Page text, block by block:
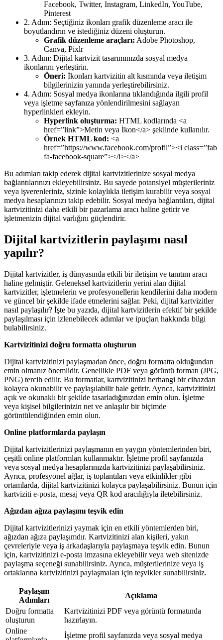
Facebook, Twitter, Instagram, LinkedIn, YouTube,
Pinterest
2. Adım: Seçtiğiniz ikonları grafik düzenleme aracı ile
boyutlandırın ve istediğiniz düzeni oluşturun.
Grafik düzenleme araçları: Adobe Photoshop,
Canva, Pixlr
3. Adım: Dijital kartvizit tasarımınızda sosyal medya
ikonlarını yerleştirin.
Öneri: İkonları kartvizitin alt kısmında veya iletişim
bilgilerinizin yanında yerleştirebilirsiniz.
4. Adım: Sosyal medya ikonlarına tıklandığında ilgili profil
veya işletme sayfanıza yönlendirilmesini sağlayan
hyperlinkleri ekleyin.
Hyperlink oluşturma: HTML kodlarında <a
href=”link”>Metin veya İkon</a> şeklinde kullanılır.
Örnek HTML kod: <a
href=”https://www.facebook.com/profil”><i class=”fab
fa-facebook-square”></i></a>
Bu adımları takip ederek dijital kartvizitlerinize sosyal medya
bağlantılarınızı ekleyebilirsiniz. Bu sayede potansiyel müşterileriniz
veya işverenleriniz, sizinle kolaylıkla iletişim kurabilir veya sosyal
medya hesaplarınızı takip edebilir. Sosyal medya bağlantıları, dijital
kartvizitinizi daha etkili bir pazarlama aracı haline getirir ve
işletmenizin dijital varlığını güçlendirir.
Dijital kartvizitlerin paylaşımı nasıl
yapılır?
Dijital kartvizitler, iş dünyasında etkili bir iletişim ve tanıtım aracı
haline gelmiştir. Geleneksel kartvizitlerin yerini alan dijital
kartvizitler, işletmelerin ve profesyonellerin kendilerini daha modern
ve güncel bir şekilde ifade etmelerini sağlar. Peki, dijital kartvizitler
nasıl paylaşılır? İşte bu yazıda, dijital kartvizitlerin efektif bir şekilde
paylaşılması için izlenebilecek adımlar ve ipuçları hakkında bilgi
bulabilirsiniz.
Kartvizitinizi doğru formatta oluşturun
Dijital kartvizitinizi paylaşmadan önce, doğru formatta olduğundan
emin olmanız önemlidir. Genellikle PDF veya görüntü formatı (JPG,
PNG) tercih edilir. Bu formatlar, kartvizitinizi herhangi bir cihazdan
kolayca okunabilir ve paylaşılabilir hale getirir. Ayrıca, kartvizitinizi
açık ve okunaklı bir şekilde tasarladığınızdan emin olun. İşletme
veya kişisel bilgilerinizin net ve anlaşılır bir biçimde
görüntülendiğinden emin olun.
Online platformlarda paylaşın
Dijital kartvizitlerinizi paylaşmanın en yaygın yöntemlerinden biri,
çeşitli online platformları kullanmaktır. İşletme profil sayfanızda
veya sosyal medya hesaplarınızda kartvizitinizi paylaşabilirsiniz.
Ayrıca, profesyonel ağlar, iş toplantıları veya etkinlikler gibi
ortamlarda, dijital kartvizitinizi kolayca paylaşabilirsiniz. Bunun için
kartviziti e-posta, mesaj veya QR kod aracılığıyla iletebilirsiniz.
Ağızdan ağıza paylaşımı teşvik edin
Dijital kartvizitlerinizi yaymak için en etkili yöntemlerden biri,
ağızdan ağıza paylaşımdır. Kartvizitinizi alan kişileri, yakın
çevreleriyle veya iş arkadaşlarıyla paylaşmaya teşvik edin. Bunun
için, kartvizitinizi e-posta imzasına ekleyebilir veya web sitenizde
paylaşma seçeneği sunabilirsiniz. Ayrıca, müşterilerinize veya iş
ortaklarına kartvizitinizi paylaşmaları için teşvikler sunabilirsiniz.
Paylaşım
Adımları
Açıklama
Doğru formatta
oluşturun
Kartvizitinizi PDF veya görüntü formatında
hazırlayın.
Online
İşletme profil sayfanızda veya sosyal medya